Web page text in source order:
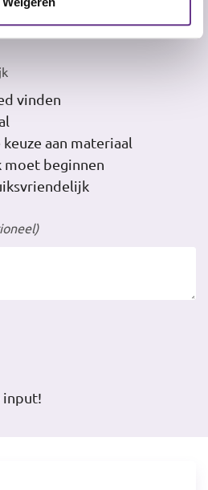
van deze
vinden
aan materiaal
moet beginnen
input!